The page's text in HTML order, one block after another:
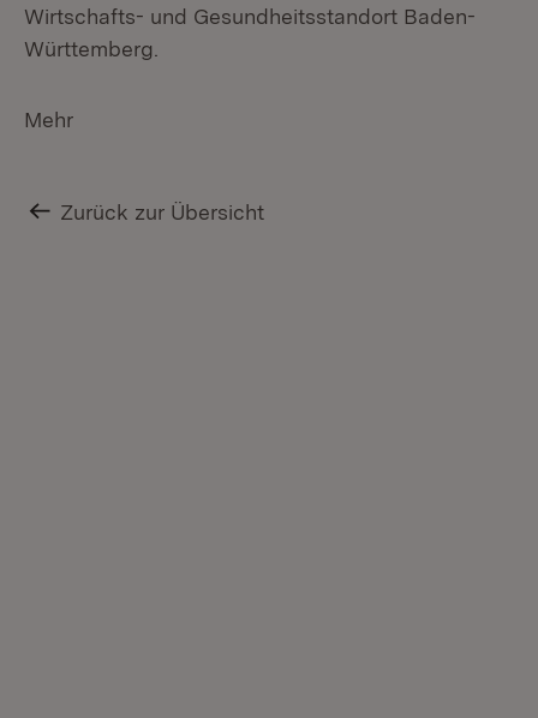
Wirtschafts- und Gesundheitsstandort Baden-
Württemberg.
Mehr
Zurück zur Übersicht